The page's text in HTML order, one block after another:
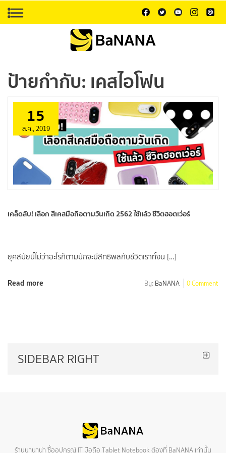
ป้ายกำกับ: เคสไอโฟน
15
ส.ค., 2019
เคล็ดลับ! เลือก สีเคสมือถือตามวันเกิด 2562 ใช้แล้ว ชีวิตฮอตเว่อร์
ยุคสมัยนี้ไม่ว่าอะไรก็ตามมักจะมีสิทธิพลกับชีวิตเราทั้งน […]
Read more By: BaNANA 0 Comment
SIDEBAR RIGHT
ร้านบานาน่า ซื้ออุปกรณ์ IT มือถือ Tablet Notebook ต้องที่ BaNANA เท่านั้น